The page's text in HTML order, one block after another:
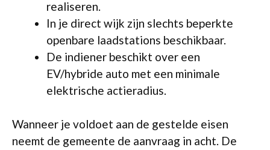
realiseren.
In je direct wijk zijn slechts beperkte
openbare laadstations beschikbaar.
De indiener beschikt over een
EV/hybride auto met een minimale
elektrische actieradius.
Wanneer je voldoet aan de gestelde eisen
neemt de gemeente de aanvraag in acht. De